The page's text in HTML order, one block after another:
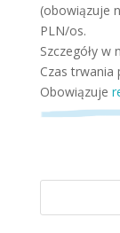
(obowiązuje
PLN/os.
Szczegóły w
Czas
Obowiązuje